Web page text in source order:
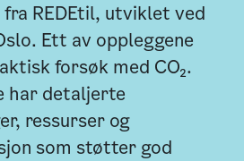
REDEtil, utviklet ved
Ett av oppleggene
forsøk med CO₂.
har detaljerte
ressurser og
som støtter god